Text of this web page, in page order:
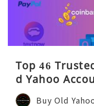
Top 46
d Yahoo
Buy Old